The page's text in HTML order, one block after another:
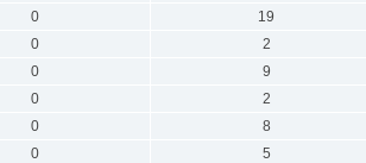
0 19
0 2
0 9
0 2
0 8
0 5